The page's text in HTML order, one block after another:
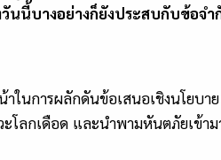
นนี้บางอย่างก็ยังประสบกับข้อจ
าในการผลักดันข้อเสนอเชิงนโย
โลกเดือด และนำพามหันตภัยเข้า